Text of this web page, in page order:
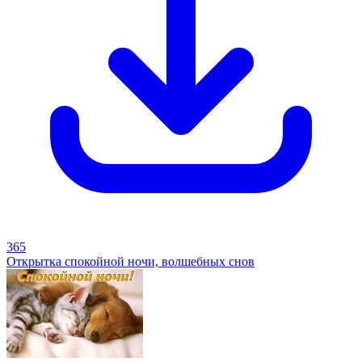
365
Открытка спокойной ночи, волшебных снов